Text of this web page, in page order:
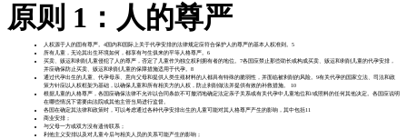
原则 1：人的尊严
人权源于人的固有尊严。4国内和国际上关于代孕安排的法律规定应符合保护人的尊严的基本人权准则。5
所有儿童，无论其出生环境如何，都享有与生俱来的平等人格尊严。6
买卖、贩运和剥削儿童侵犯了人的尊严，否定了儿童作为独立权利拥有者的地位。7各国应禁止那些助长或构成买卖、贩运和剥削儿童的代孕安排，
并应确保防止买卖、贩运和剥削儿童的保障措施适用于代孕。8
通过代孕出生的儿童、代孕母亲、意向父母和提供人类生殖材料的人都具有特殊的脆弱性，并面临被剥削的风险。9有关代孕的国家立法、司法和政
策方针应以人权框架为基础，以确保儿童和所有相关方的人权，防止剥削做法并提供有效的补救措施。 10
根据儿童的人格尊严，各国应确保法律不允许以合同条款不可撤消地确定法定亲子关系或有关代孕中儿童地位和/或照料的任何其他决定。各国应说明
在哪些情况下需要由法院或其他主管当局进行监督。
各国在确定其法律和政策时，可以考虑通过各种代孕安排出生的儿童可能对其人格尊严产生的影响，其中包括11
商业安排；
与父母一方或双方没有遗传联系；
利他主义安排以及对儿童今后与相关人员的关系可能产生的影响；